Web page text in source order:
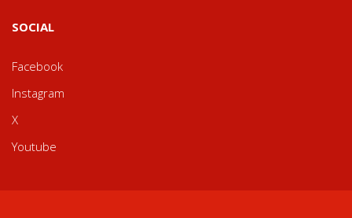
SOCIAL
Facebook
Instagram
X
Youtube